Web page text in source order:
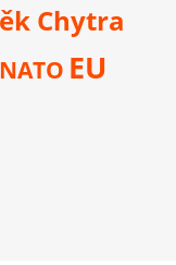
Chytra
NATO EU